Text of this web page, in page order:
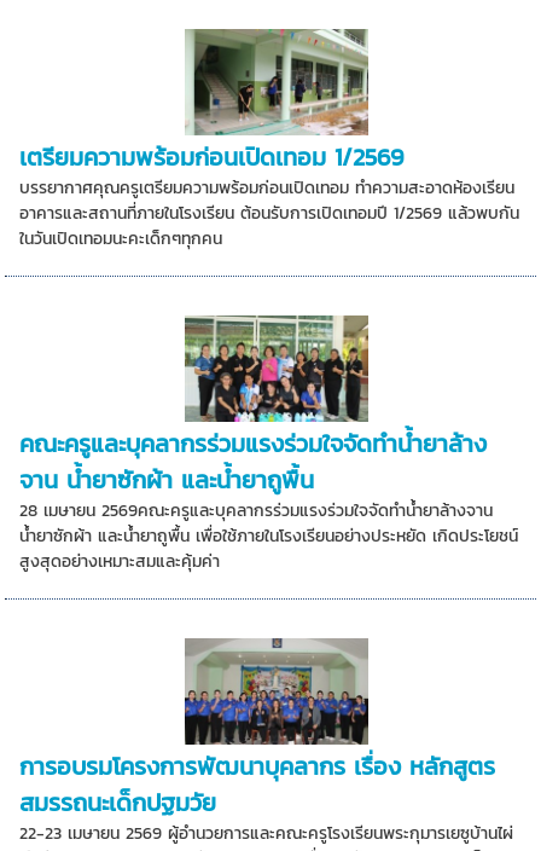
เตรียมความพร้อมก่อนเปิดเทอม 1/2569
บรรยากาศคุณครูเตรียมความพร้อมก่อนเปิดเทอม ทำความสะอาดห้องเรียน
อาคารและสถานที่ภายในโรงเรียน ต้อนรับการเปิดเทอมปี 1/2569 แล้วพบกัน
ในวันเปิดเทอมนะคะเด็กๆทุกคน
คณะครูและบุคลากรร่วมแรงร่วมใจจัดทำน้ำยาล้าง
จาน น้ำยาซักผ้า และน้ำยาถูพื้น
28 เมษายน 2569คณะครูและบุคลากรร่วมแรงร่วมใจจัดทำน้ำยาล้างจาน
น้ำยาซักผ้า และน้ำยาถูพื้น เพื่อใช้ภายในโรงเรียนอย่างประหยัด เกิดประโยชน์
สูงสุดอย่างเหมาะสมและคุ้มค่า
การอบรมโครงการพัฒนาบุคลากร เรื่อง หลักสูตร
สมรรถนะเด็กปฐมวัย
22-23 เมษายน 2569 ผู้อำนวยการและคณะครูโรงเรียนพระกุมารเยซูบ้านไผ่